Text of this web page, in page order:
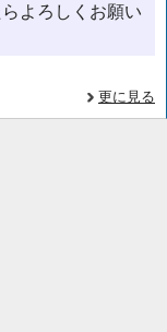
よろしくお願い
更に見る